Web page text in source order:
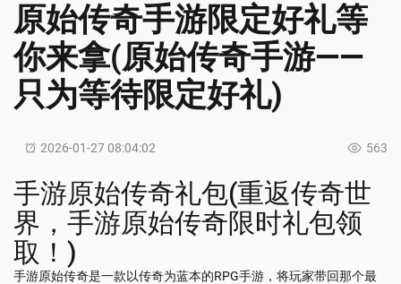
原始传奇手游限定好礼等
你来拿(原始传奇手游——
只为等待限定好礼)
2026-01-27 08:04:02 563
手游原始传奇礼包(重返传奇世
界，手游原始传奇限时礼包领
取！)
手游原始传奇是一款以传奇为蓝本的RPG手游，将玩家带回那个最